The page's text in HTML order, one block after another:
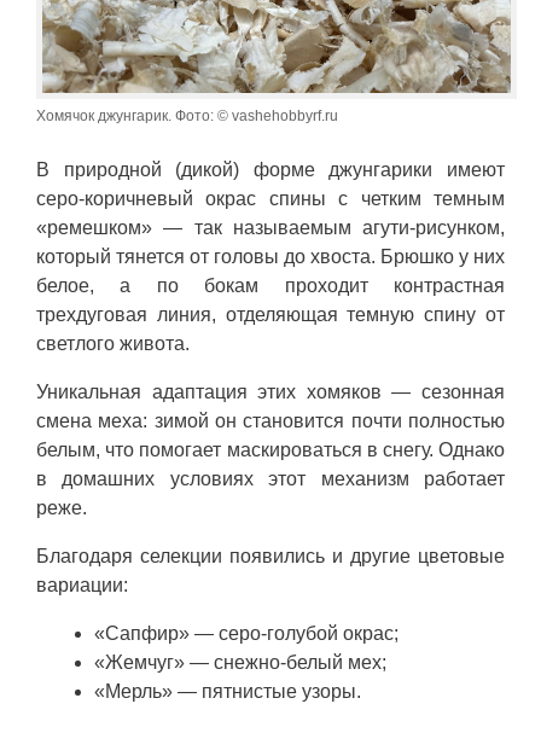
Хомячок джунгарик. Фото: © vashehobbyrf.ru
В природной (дикой) форме джунгарики имеют
серо-коричневый окрас спины с четким темным
«ремешком» — так называемым агути-рисунком,
который тянется от головы до хвоста. Брюшко у них
белое, а по бокам проходит контрастная
трехдуговая линия, отделяющая темную спину от
светлого живота.
Уникальная адаптация этих хомяков — сезонная
смена меха: зимой он становится почти полностью
белым, что помогает маскироваться в снегу. Однако
в домашних условиях этот механизм работает
реже.
Благодаря селекции появились и другие цветовые
вариации:
«Сапфир» — серо-голубой окрас;
«Жемчуг» — снежно-белый мех;
«Мерль» — пятнистые узоры.